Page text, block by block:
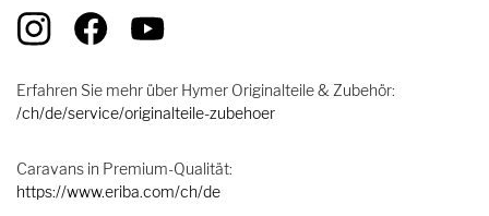
Erfahren Sie mehr über Hymer Originalteile & Zubehör:
/ch/de/service/originalteile-zubehoer
Caravans in Premium-Qualität:
https://www.eriba.com/ch/de